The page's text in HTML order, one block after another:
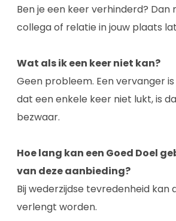
Ben je een keer verhinderd? Dan
collega of relatie in jouw plaats
Wat als ik een keer niet kan?
Geen probleem. Een vervanger
dat een enkele keer niet lukt, is
bezwaar.
Hoe lang kan een Goed Doel
van deze aanbieding?
Bij wederzijdse tevredenheid kan
verlengt worden.